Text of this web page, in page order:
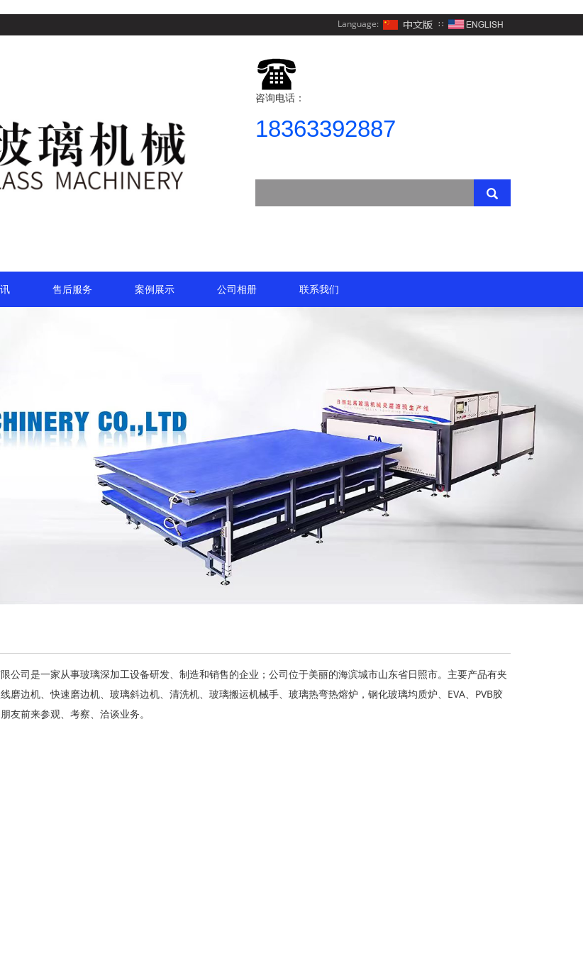
Language: ∷
咨询电话：
18363392887
售后服务 案例展示 公司相册 联系我们
公司是一家从事玻璃深加工设备研发、制造和销售的企业；公司位于美丽的海滨城市山东省日照市。主要产品有夹
磨边机、快速磨边机、玻璃斜边机、清洗机、玻璃搬运机械手、玻璃热弯热熔炉，钢化玻璃均质炉、EVA、PVB胶
友前来参观、考察、洽谈业务。